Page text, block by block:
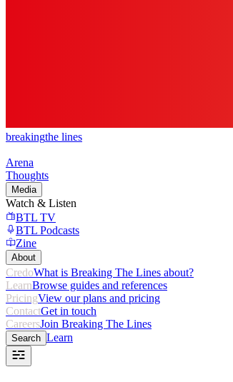
breakingthe lines
Arena
Thoughts
Media
Watch & Listen
BTL TV
BTL Podcasts
Zine
About
CredoWhat is Breaking The Lines about?
LearnBrowse guides and references
PricingView our plans and pricing
ContactGet in touch
CareersJoin Breaking The Lines
Search Learn